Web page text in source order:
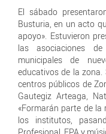
El sábado
Busturia, en un acto
apoyo». Estuvieron
las asociaciones
municipales de
educativos de la
centros públicos de
Gautegiz Arteaga,
«Formarán parte de la
los institutos,